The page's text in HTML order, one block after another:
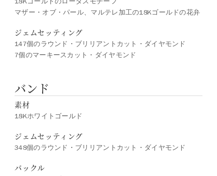
マザー・オブ・パール、マルテレ加工の18Kゴールドの花弁
ジェムセッティング
147個のラウンド・ブリリアントカット・ダイヤモンド
7個のマーキースカット・ダイヤモンド
バンド
素材
18Kホワイトゴールド
ジェムセッティング
348個のラウンド・ブリリアントカット・ダイヤモンド
バックル